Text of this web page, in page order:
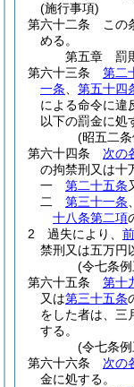
(施行事項)
第六十二条
この
める。
第五章
罰
第六十三条
第二
一条
第五十四
による命令に違
以下の罰金に処
(昭五二
第六十四条
次の
の拘禁刑又は十
一
第二十五条
二
第三十一条
十八条第二項
2
過失により、
禁刑又は五万円
(令七条
第六十五条
第十
又は第三十五条
をした者は、三
する。
(令七条
第六十六条
次の
金に処する。